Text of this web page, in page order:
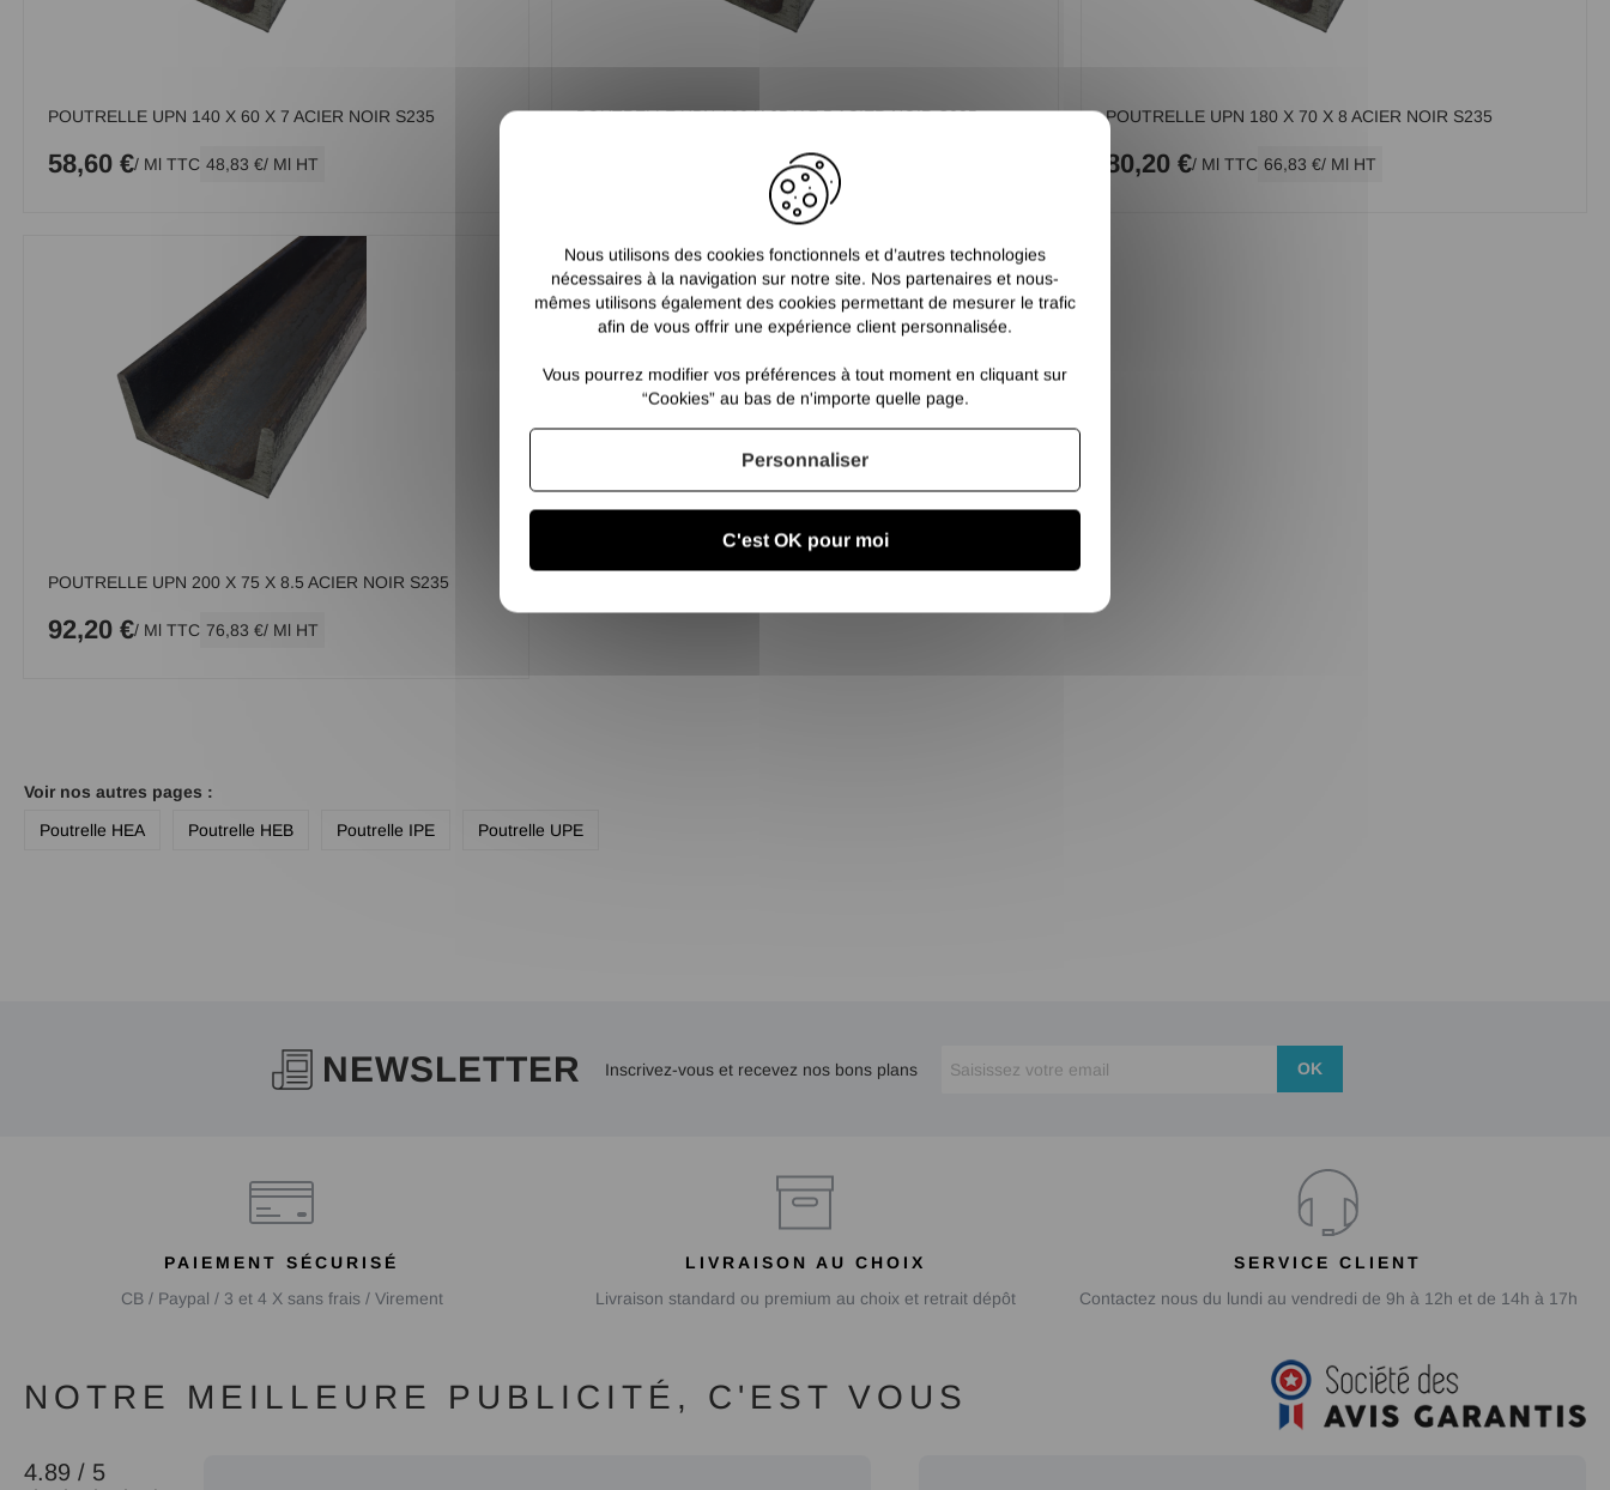
POUTRELLE UPN 140 X 60 X 7 ACIER NOIR S235
58,60 €/ Ml TTC 48,83 €/ Ml HT
POUTRELLE UPN 160 X 65 X 7.5 ACIER NOIR S235
57,33 €/ Ml HT
POUTRELLE UPN 180 X 70 X 8 ACIER NOIR S235
80,20 €/ Ml TTC 66,83 €/ Ml HT
POUTRELLE UPN 200 X 75 X 8.5 ACIER NOIR S235
92,20 €/ Ml TTC 76,83 €/ Ml HT
Voir nos autres pages :
Poutrelle HEA
Poutrelle HEB Poutrelle IPE Poutrelle UPE
NEWSLETTER Inscrivez-vous et recevez nos bons plans OK
PAIEMENT SÉCURISÉ
CB / Paypal / 3 et 4 X sans frais / Virement
LIVRAISON AU CHOIX
Livraison standard ou premium au choix et retrait dépôt
SERVICE CLIENT
Contactez nous du lundi au vendredi de 9h à 12h et de 14h à 17h
NOTRE MEILLEURE PUBLICITÉ, C'EST VOUS
4.89 / 5
Nous utilisons des cookies fonctionnels et d’autres technologies
nécessaires à la navigation sur notre site. Nos partenaires et nous-
mêmes utilisons également des cookies permettant de mesurer le trafic
afin de vous offrir une expérience client personnalisée.
Vous pourrez modifier vos préférences à tout moment en cliquant sur
“Cookies” au bas de n'importe quelle page.
C'est OK pour moi
Personnaliser